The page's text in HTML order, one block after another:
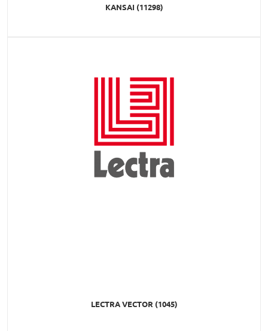
KANSAI (11298)
LECTRA VECTOR (1045)